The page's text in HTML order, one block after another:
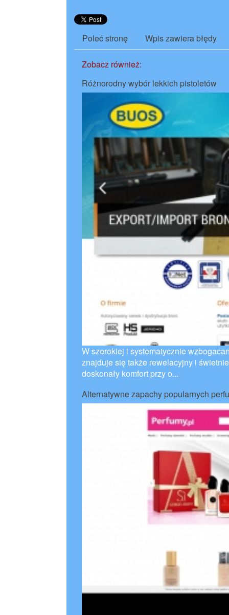
Poleć stronę Wpis zawiera błędy
Zobacz również:
Różnorodny wybór lekkich pistoletów
W szerokiej i systematycznie
znajduje się także rewelacyjny i
doskonały komfort przy o...
Alternatywne zapachy popularnych